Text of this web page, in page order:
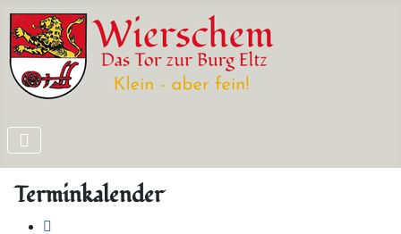
Terminkalender